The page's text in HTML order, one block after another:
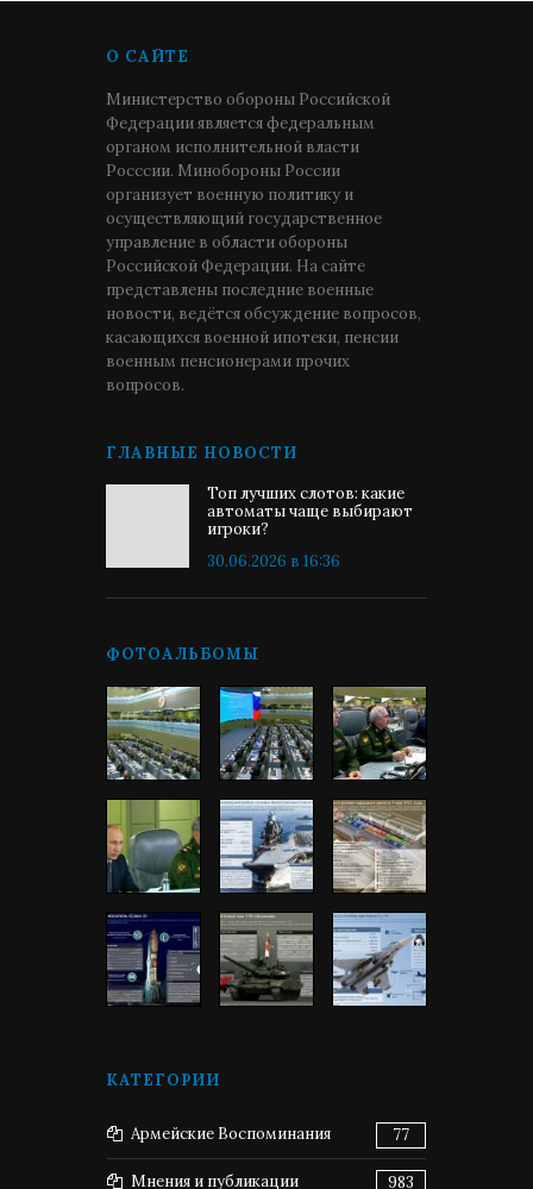
О САЙТЕ
Министерство обороны Российской
Федерации является федеральным
органом исполнительной власти
Росссии. Минобороны России
организует военную политику и
осуществляющий государственное
управление в области обороны
Российской Федерации. На сайте
представлены последние военные
новости, ведётся обсуждение вопросов,
касающихся военной ипотеки, пенсии
военным пенсионерами прочих
вопросов.
ГЛАВНЫЕ НОВОСТИ
Топ лучших слотов: какие
автоматы чаще выбирают
игроки?
30.06.2026 в 16:36
ФОТОАЛЬБОМЫ
КАТЕГОРИИ
Армейские Воспоминания 77
Мнения и публикации 983